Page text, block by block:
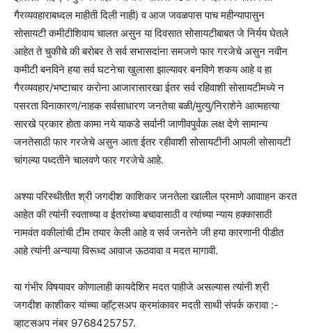
गैरव्यवहाराबध्दल माहीती दिली नाही) व आज जवळपास पाच महीन्यापासुन
साेसायटी कमीटीशिवाय चालत असुन या दिवसात साेसायटीबाबत जे निर्यय घेतले
आहेत ते चुकीचे की बराेबर ते सर्व सभासदांना समजणे फार गरजेचे असुन नवीन
कमीटी बनविने हया सर्व घटनेचा खुलासा झाल्यावर बनविणे शकय आहे व हा
गैरव्यवहार/भष्टाचार कराेना आजारासारखा ईतर सर्व रहिवाशी साेसायटीमध्ये न
पसरता विनाकारण/नाहक सर्वसाधारण जनतेचा बळी/मुत्यु/निराशेने आत्महत्या
सारखे प्रकार हाेता कामा नये याकडे सर्वानी जाणीवपुर्वक लक्ष देणे सामान्य
जनतेसाठी फार गरजेचे असुन आता ईतर रहीवाशी साेसायटीनी आपली साेसायटी
चांगल्या पध्दतीने चालवणे फार गरजेचे आहे.
अश्या परिस्थीतीत श्री जगदीश काशिकर जनतेला खालील प्रमाणे आवााहन करत
आहेत की त्यांनी स्वताच्या व ईतरांच्या बचावासाठी व त्यांच्या न्याय हक्कासाठी
नामवंत वकीलांची टीम तयार केली आहे व सर्व जनतेने जी हया कारणानी पीडीत
आहे त्यांनी अन्याया विरूध्द आवाज ऊठवावा व मदत मागावी.
या गंभीर विषयावर कोणालाही कायदेशिर मदत पाहीजे असल्यास त्यांनी श्री
जगदीश काशीकर यांच्या व्हाॅट्सअप क्रमांकावर मदती साथी संपर्क करावा :-
व्हाटसअप नंबर 9768425757.